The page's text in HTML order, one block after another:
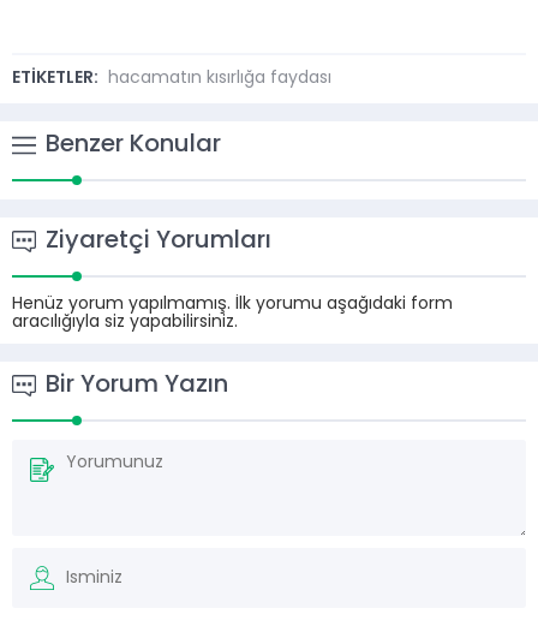
ETİKETLER: hacamatın kısırlığa faydası
Benzer Konular
Ziyaretçi Yorumları
Henüz yorum yapılmamış. İlk yorumu aşağıdaki form
aracılığıyla siz yapabilirsiniz.
Bir Yorum Yazın